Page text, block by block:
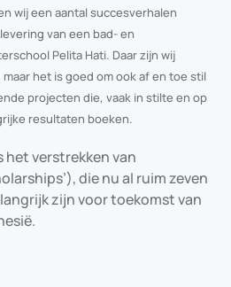
wij een aantal succesverhalen
van een bad- en
Pelita Hati. Daar zijn wij
het is goed om ook af en toe stil
projecten die, vaak in stilte en op
resultaten boeken.
het verstrekken van
die nu al ruim zeven
zijn voor toekomst van